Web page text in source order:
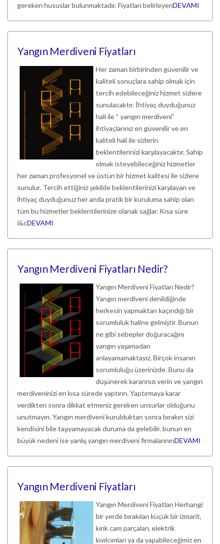
gereken hususlar bulunmaktadır. Fiyatları belirleyenDEVAMI
Yangın Merdiveni Fiyatları
Her zaman birbirinden güvenilir ve
kaliteli sonuçlara sahip olmak için
tercih edebileceğiniz hizmet sizlere
sunulacaktır. İhtiyaç duyduğunuz
hali ile “ yangın merdiveni”
ihtiyaçlarınız en güvenilir ve en
kaliteli hali ile sizlerin
beklentilerinizi karşılayacaktır. Sahip
olmak isteyebileceğiniz hizmetler
her zaman profesyonel ve üstün bir hizmet kalitesi ile sizlere
sunulur. Tercih ettiğiniz şekilde beklentilerinizi karşılayan ve
ihtiyaç duyduğunuz her anda pratik bir kuruluma sahip olan
tüm bu hizmetler beklentilerinize olanak sağlar. Kısa süre
i&cDEVAMI
Yangın Merdiveni Fiyatları Nedir?
Yangın Merdiveni Fiyatları Nedir?
Yangın merdiveni denildiğinde
herkesin yapmaktan kaçındığı bir
sorumluluk haline gelmiştir. Bunun
ne gibi sebepler doğuracağını
yangın yaşamadan
anlayamamaktayız. Birçok insanın
sorumluluğu üzerinizde. Bunu da
düşünerek kararınızı verin ve yangın
merdiveninizi en kısa sürede yaptırın. Yaptırmaya karar
verdikten sonra dikkat etmeniz gereken unsurlar olduğunu
unutmayın. Yangın merdiveni kurulduktan sonra bırakın sizi
kendisini bile taşıyamayacak duruma da gelebilir. bunun en
büyük nedeni ise yanlış yangın merdiveni firmalarınınDEVAMI
Yangın Merdiveni Fiyatları
Yangın Merdiveni Fiyatları Herhangi
bir yerde bırakılan küçük bir izmarit,
kırık cam parçaları, elektrik
kıvılcımları ya da yapabileceğimiz en